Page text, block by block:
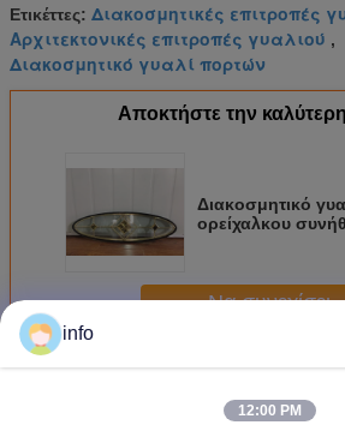
Ετικέττες: Διακοσμητικές επιτροπές
Αρχιτεκτονικές επιτροπές γυαλιού ,
Διακοσμητικό γυαλί πορτών
Αποκτήστε την καλύτερη
Διακοσμητικό
ορείχαλκου
Να συνεχίσει
ΠερισσότεροιΔιακοσμητικό γυαλί
info
12:00 PM